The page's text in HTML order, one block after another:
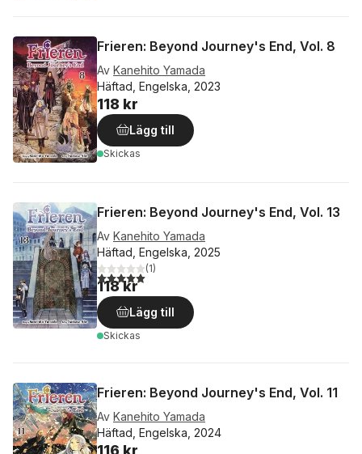
Frieren: Beyond Journey's End, Vol. 8
Av Kanehito Yamada
Häftad, Engelska, 2023
118 kr
Lägg till
Skickas
Frieren: Beyond Journey's End, Vol. 13
Av Kanehito Yamada
Häftad, Engelska, 2025
5,0utav 5 stjärnor. Totalt antal röster:
(1)
118 kr
Lägg till
Skickas
Frieren: Beyond Journey's End, Vol. 11
Av Kanehito Yamada
Häftad, Engelska, 2024
116 kr